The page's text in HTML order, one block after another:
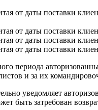
от даты поставки
от даты поставки
от даты поставки
от даты поставки
периода
и за их
уведомляет
быть затребован